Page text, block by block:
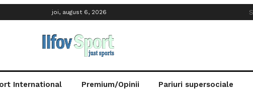
joi, august 6, 2026
International Premium/Opinii Pariuri supersociale